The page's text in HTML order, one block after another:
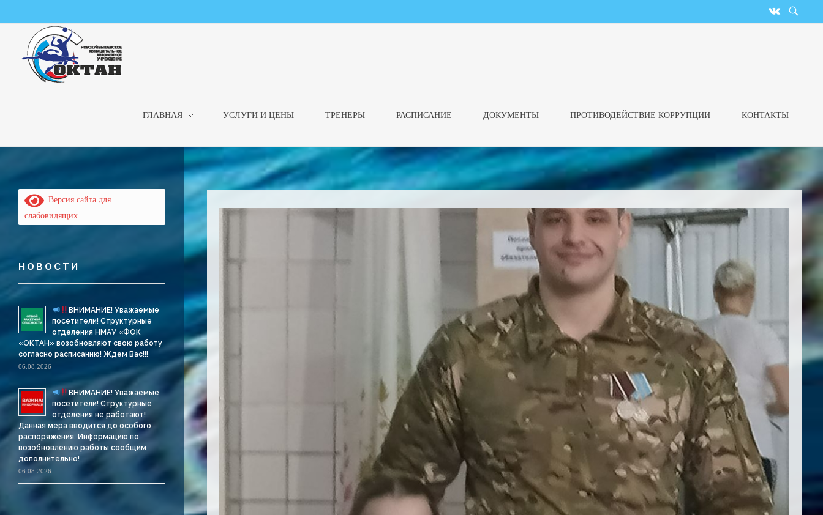
ГЛАВНАЯ УСЛУГИ И ЦЕНЫ ТРЕНЕРЫ РАСПИСАНИЕ ДОКУМЕНТЫ ПРОТИВОДЕЙСТВИЕ КОРРУПЦИИ КОНТАКТЫ
Версия сайта для
слабовидящих
НОВОСТИ
ВНИМАНИЕ! Уважаемые
посетители! Структурные
отделения НМАУ «ФОК
«ОКТАН» возобновляют свою работу
согласно расписанию! Ждем Вас!!!
06.08.2026
ВНИМАНИЕ! Уважаемые
посетители! Структурные
отделения не работают!
Данная мера вводится до особого
распоряжения. Информацию по
возобновлению работы сообщим
дополнительно!
06.08.2026